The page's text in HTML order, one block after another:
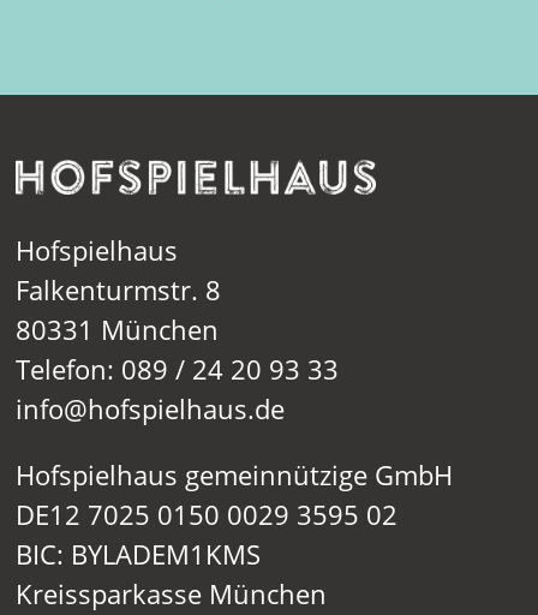
Hofspielhaus
Falkenturmstr. 8
80331 München
Telefon: 089 / 24 20 93 33
info@hofspielhaus.de
Hofspielhaus gemeinnützige GmbH
DE12 7025 0150 0029 3595 02
BIC: BYLADEM1KMS
Kreissparkasse München